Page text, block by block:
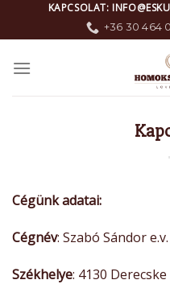
KAPCSOLAT:
+36 30 464
Cégünk adatai:
Cégnév: Szabó Sándor e.v.
Székhelye: 4130